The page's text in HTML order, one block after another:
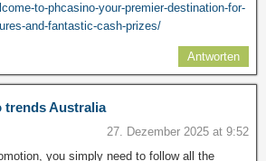
to-phcasino-your-premier-destination-for-
and-fantastic-cash-prizes/
Antworten
trends Australia
27. Dezember 2025 at 9:52
you simply need to follow all the